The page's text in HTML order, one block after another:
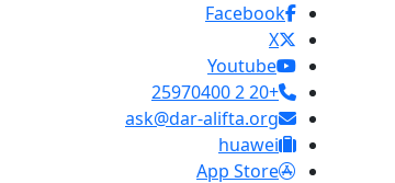
Facebook
X
Youtube
+20 2 25970400
ask@dar-alifta.org
huawei
App Store